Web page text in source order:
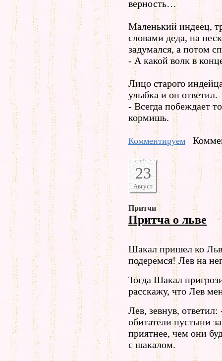
верность…
Маленький индеец,
словами деда, на
задумался, а потом
- А какой волк в
Лицо старого
улыбка и он ответил.
- Всегда побеждает
кормишь.
Комментируем
23
Август
Притчи
Притча о льве
Шакал пришел ко
подеремся! Лев на
Тогда Шакал
расскажу, что Лев
Лев, зевнув,
обитатели пустыни
приятнее, чем они
с шакалом.